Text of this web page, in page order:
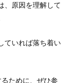
、原因を理解して
ていれば落ち着い
ために、ぜひ参